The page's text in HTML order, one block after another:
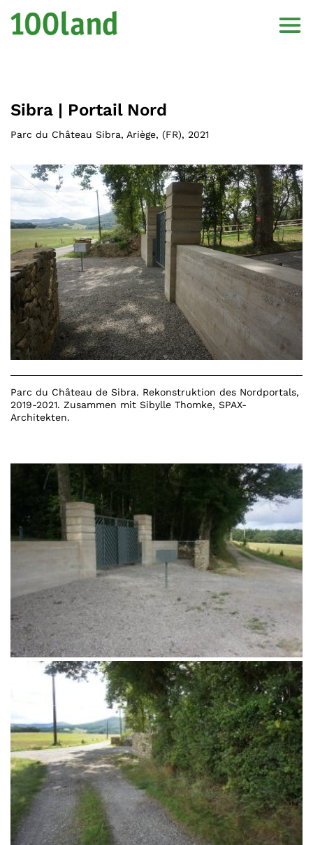
Sibra | Portail Nord
Parc du Château Sibra, Ariège, (FR), 2021
Parc du Château de Sibra. Rekonstruktion des Nordportals,
2019-2021. Zusammen mit Sibylle Thomke, SPAX-
Architekten.